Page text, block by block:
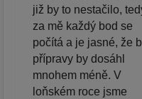
již by to nestačilo,
za mě každý bod se
počítá a je jasné, že
přípravy by dosáhl
mnohem méně. V
loňském roce jsme